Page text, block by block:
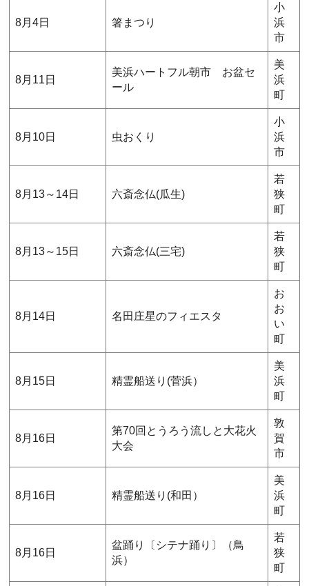
8月4日 箸まつり
小
浜
市
8月11日
美浜ハートフル朝市 お盆セ
ール
美
浜
町
8月10日 虫おくり
小
浜
市
8月13～14日 六斎念仏(瓜生)
若
狭
町
8月13～15日 六斎念仏(三宅)
若
狭
町
8月14日 名田庄星のフィエスタ
お
お
い
町
8月15日 精霊船送り(菅浜）
美
浜
町
8月16日
第70回とうろう流しと大花火
大会
敦
賀
市
8月16日 精霊船送り(和田）
美
浜
町
8月16日
盆踊り〔シテナ踊り〕（鳥
浜）
若
狭
町